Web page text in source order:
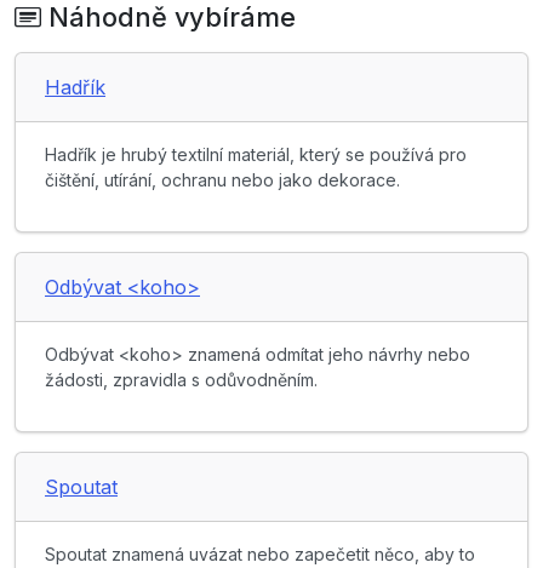
Náhodně vybíráme
Hadřík
Hadřík je hrubý textilní materiál, který se používá pro
čištění, utírání, ochranu nebo jako dekorace.
Odbývat <koho>
Odbývat <koho> znamená odmítat jeho návrhy nebo
žádosti, zpravidla s odůvodněním.
Spoutat
Spoutat znamená uvázat nebo zapečetit něco, aby to